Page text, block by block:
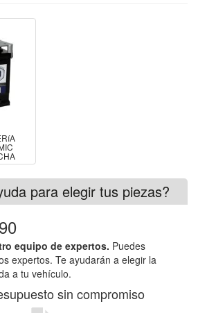
para elegir tus piezas?
equipo de expertos. Puedes
expertos. Te ayudarán a elegir la
a tu vehículo.
sin compromiso